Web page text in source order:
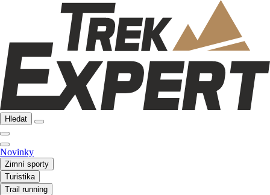
Hledat
Novinky
Zimní sporty
Turistika
Trail running